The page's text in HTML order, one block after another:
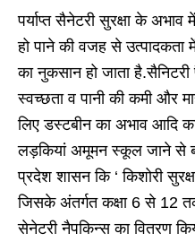
पर्याप्त सैनेटरी सुरक्षा के अभाव
हो पाने की वजह से उत्पादकता
का नुकसान हो जाता
स्वच्छता व पानी की कमी और
लिए डस्टबीन का अभाव आदि
लड़कियां अमूमन स्कूल जाने से
प्रदेश शासन कि ‘ किशोरी
जिसके अंतर्गत कक्षा 6 से 12
सेनेटरी नैपकिन्स का वितरण